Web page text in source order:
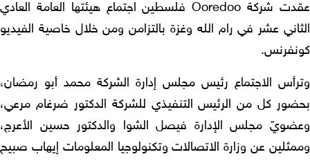
عقدت شركة Ooredoo فلسطين اجتماع هيئتها العامة العادي
عشر في رام الله وغزة بالتزامن ومن خلال خاصية الفيديو
الاجتماع رئيس مجلس إدارة الشركة محمد أبو رمضان،
كل من الرئيس التنفيذي للشركة الدكتور ضرغام مرعي،
مجلس الإدارة فيصل الشوا والدكتور حسين الأعرج،
عن وزارة الاتصالات وتكنولوجيا المعلومات إيهاب صبيح